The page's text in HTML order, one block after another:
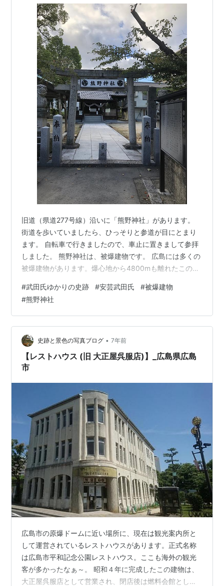
旧道（県道277号線）沿いに「熊野神社」があります。
街道を歩いていましたら、ひっそりと参道が目にとまり
ます。 自転車で行きましたので、車止に置きまして参拝
しました。 熊野神社は、被爆建物です。 広島には多くの
被爆建物があります。爆心地から4800mも離れたこの地
っとここまで非難された多くの方が休息され、力尽きて
命を落された方も多くおられたそうです。 熊野神社にあ
ります由緒の石版をみますと、 旧称を「熊野新宮社」、
通称「新宮社」と言われていたそうです。 祭神は､伊邪那
岐命、伊邪那美命です。 昔、この辺りに住家を営むとよ
く火災が生じたので、 天…
#武田氏ゆかりの史跡 #安芸武田氏 #被爆建物
#熊野神社
史跡と景色の写真ブログ • 7年前
【レストハウス (旧 大正屋呉服店)】_広島県広島
市
広島市の原爆ドームに近い場所に、現在は観光案内所と
して運営されているレストハウスがあります。正式名称
は広島市平和記念公園レストハウス。ここも海外の観光
客が多かったなぁ～。 昭和４年に完成したこの建物は、
大正屋呉服店として営業され、閉店後は燃料会館として